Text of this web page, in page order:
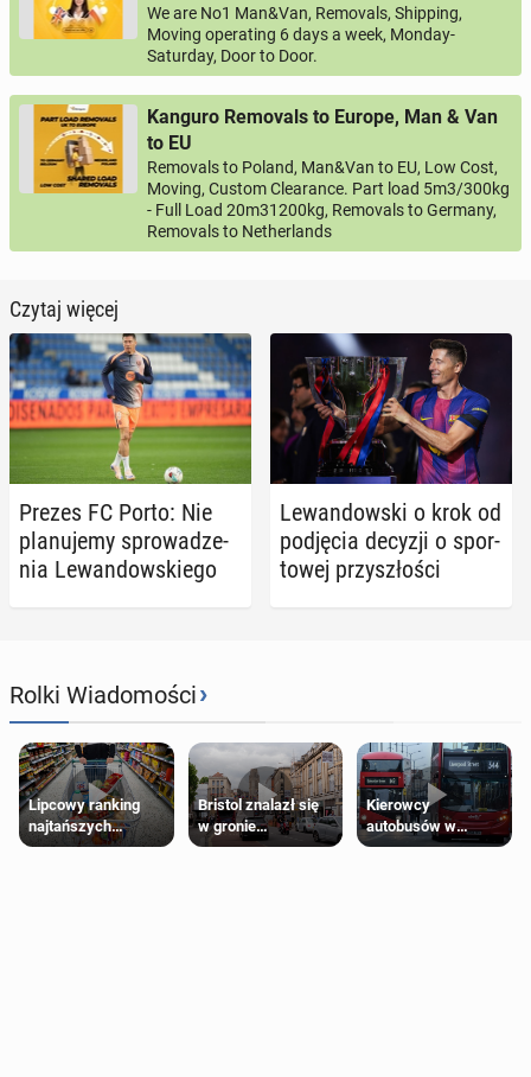
We are No1 Man&Van, Removals, Shipping,
Moving operating 6 days a week, Monday-
Saturday, Door to Door.
Kanguro Removals to Europe, Man & Van
to EU
Removals to Poland, Man&Van to EU, Low Cost,
Moving, Custom Clearance. Part load 5m3/300kg
- Full Load 20m31200kg, Removals to Germany,
Removals to Netherlands
Czytaj więcej
Prezes FC Porto: Nie
pla­nu­je­my spro­wa­dze­
nia Le­wan­dow­skie­go
Le­wan­dow­ski o krok od
pod­ję­cia decyzji o spor­
to­wej przy­szło­ści
Rolki Wiadomości›
Lipcowy ranking
najtańszych
supermarketów
Bristol znalazł się
w gronie
najlepszych
Kierowcy
autobusów w
Londynie